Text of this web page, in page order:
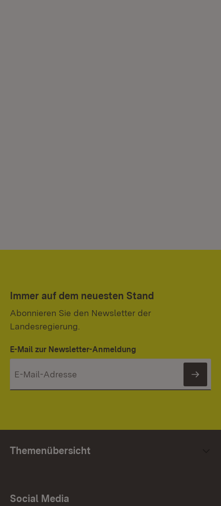
Immer auf dem neuesten Stand
Abonnieren Sie den Newsletter der
Landesregierung.
E-Mail zur Newsletter-Anmeldung
Themenübersicht
Social Media